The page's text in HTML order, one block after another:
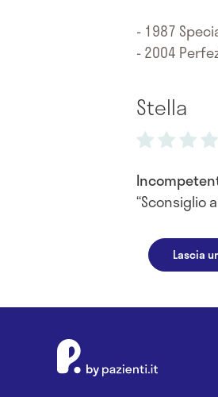
- 1987
- 2004
Stella
Sconsiglio
Lascia